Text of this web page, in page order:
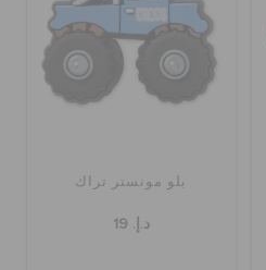
بلو مونستر تراك
د.إ. 19